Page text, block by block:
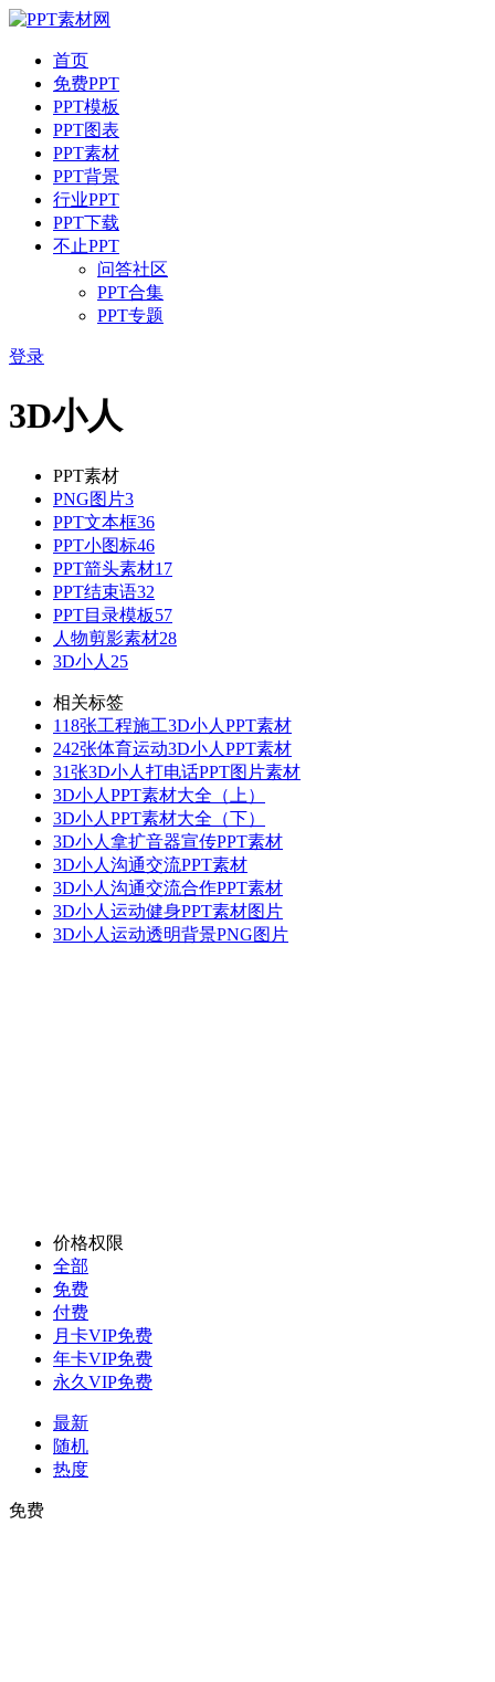
首页
免费PPT
PPT模板
PPT图表
PPT素材
PPT背景
行业PPT
PPT下载
不止PPT
问答社区
PPT合集
PPT专题
登录
3D小人
PPT素材
PNG图片3
PPT文本框36
PPT小图标46
PPT箭头素材17
PPT结束语32
PPT目录模板57
人物剪影素材28
3D小人 25
相关标签
118张工程施工3D小人PPT素材
242张体育运动3D小人PPT素材
31张3D小人打电话PPT图片素材
3D小人PPT素材大全（上）
3D小人PPT素材大全（下）
3D小人拿扩音器宣传PPT素材
3D小人沟通交流PPT素材
3D小人沟通交流合作PPT素材
3D小人运动健身PPT素材图片
3D小人运动透明背景PNG图片
价格权限
全部
免费
付费
月卡VIP免费
年卡VIP免费
永久VIP免费
最新
随机
热度
免费